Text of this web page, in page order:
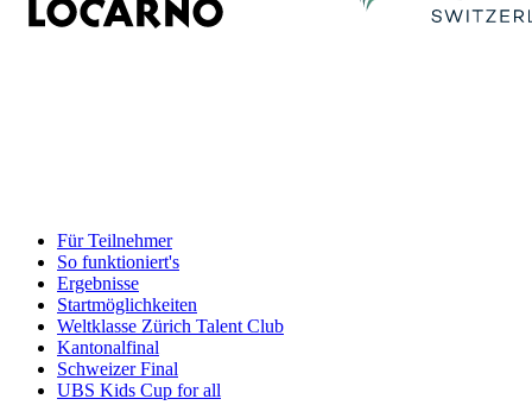
Für Teilnehmer
So funktioniert's
Ergebnisse
Startmöglichkeiten
Weltklasse Zürich Talent Club
Kantonalfinal
Schweizer Final
UBS Kids Cup for all